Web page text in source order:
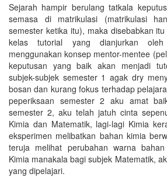
Sejarah hampir berulang tatkala
semasa di matrikulasi (matrikulasi
semester ketika itu), maka disebabkan
kelas tutorial yang dianjurkan
menggunakan konsep mentor-mentee
keputusan yang baik akan menjadi
subjek-subjek semester 1 agak dry
bosan dan kurang fokus terhadap
peperiksaan semester 2 aku amat
semester 2, aku telah jatuh cinta
Kimia dan Matematik, lagi-lagi Kimia
eksperimen melibatkan bahan kimia
teruja melihat perubahan warna
Kimia manakala bagi subjek Matematik,
yang dipelajari.